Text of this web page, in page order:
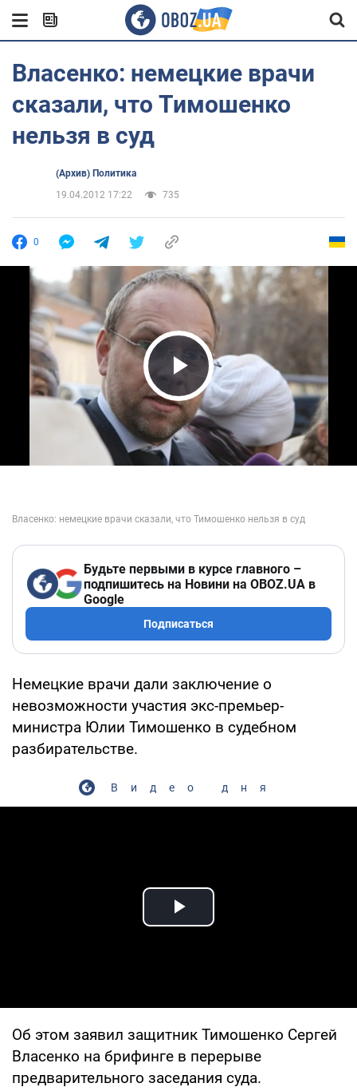
Власенко: немецкие врачи
сказали, что Тимошенко
нельзя в суд
(Архив) Политика
19.04.2012 17:22
735
0
Play Video
Будьте первыми в курсе главного –
подпишитесь на Новини на OBOZ.UA в
Google
Подписаться
Немецкие врачи дали заключение о
невозможности участия экс-премьер-
министра Юлии Тимошенко в судебном
разбирательстве.
Видео дня
Play Video
Об этом заявил защитник Тимошенко Сергей
Власенко на брифинге в перерыве
предварительного заседания суда.